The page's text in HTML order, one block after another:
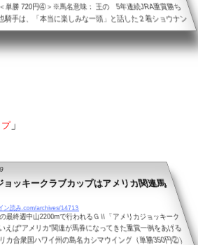
単勝 720円④＞※馬名意味： 王の 5年連続JRA重賞勝ち
騎手は、「本当に楽しみな一頭」と話した２着ショウナン
気）３着マイネルエンペラー（７番人気）の同枠バトルホ
…アメリカ・ネバダ州の別称次週「アメリカＪＣＣ」に加
」
ョッキークラブカップはアメリカ関連馬
ン読み.com/archives/14713
最終週中山2200mで行われるＧⅡ「アメリカジョッキーク
えば”アメリカ”関連が馬券になってきた重賞一例をあげる
カ合衆国ハワイ州の島名カシマウイング（単勝350円②）